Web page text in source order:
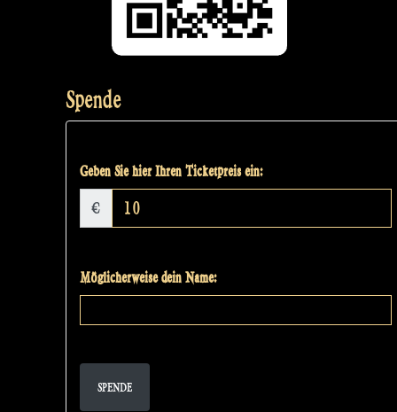
Spende
Geben Sie hier Ihren Ticketpreis ein:
€
Möglicherweise dein Name:
SPENDE